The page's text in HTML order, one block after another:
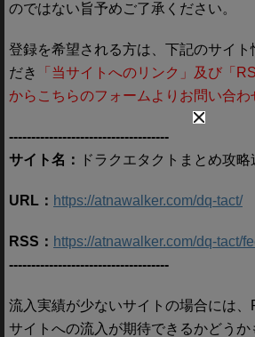
のではない旨予めご了承ください。
登録を希望される方は、下記のサイト
だき
「当サイトへのリンク」及び「
からこちらのフォームよりお問い合わ
------------------------------------
サイト名：
ドラクエタクトまとめ攻
URL： https://atnawalker.com/dq-tact/
RSS： https://atnawalker.com/dq-tact/
------------------------------------
流入実績が少ないサイトの場合には
サイトへの流入が期待できるかどう